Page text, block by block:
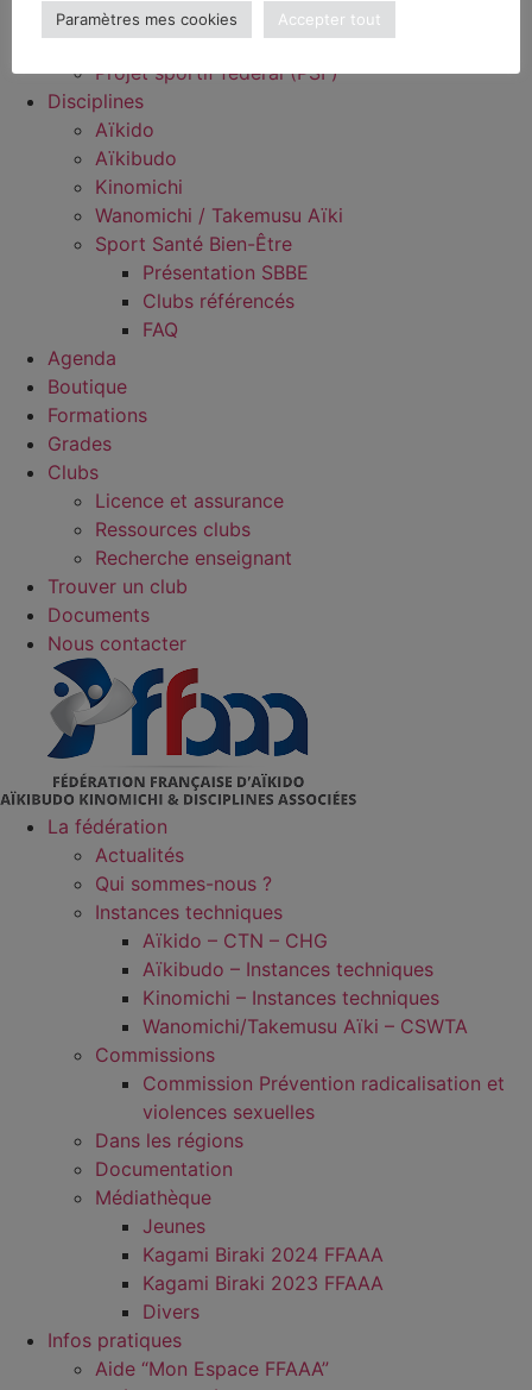
Spécial rentrée
Documents officiels et Législation
Projet sportif fédéral (PSF)
Disciplines
Aïkido
Aïkibudo
Kinomichi
Wanomichi / Takemusu Aïki
Sport Santé Bien-Être
Présentation SBBE
Clubs référencés
FAQ
Agenda
Boutique
Formations
Grades
Clubs
Licence et assurance
Ressources clubs
Recherche enseignant
Trouver un club
Documents
Nous contacter
La fédération
Actualités
Qui sommes-nous ?
Instances techniques
Aïkido – CTN – CHG
Aïkibudo – Instances techniques
Kinomichi – Instances techniques
Wanomichi/Takemusu Aïki – CSWTA
Commissions
Commission Prévention radicalisation et
violences sexuelles
Dans les régions
Documentation
Médiathèque
Jeunes
Kagami Biraki 2024 FFAAA
Kagami Biraki 2023 FFAAA
Divers
Infos pratiques
Aide “Mon Espace FFAAA”
Paramètres mes cookies Accepter tout